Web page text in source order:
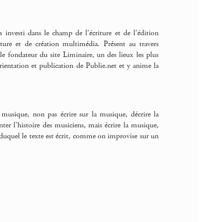
dans le champ de l’écriture et de l’édition
et de création multimédia. Présent au travers
fondateur du site Liminaire, un des lieux les plus
et publication de Publie.net et y anime la
non pas écrire sur la musique, décrire la
l’histoire des musiciens, mais écrire la musique,
le texte est écrit, comme on improvise sur un